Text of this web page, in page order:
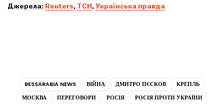
Джерела: Reuters, ТСН, Українська правда
BESSARABIA NEWS ВІЙНА ДМИТРО ПЄСКОВ
КРЕПЛЬ
МОСКВА
ПЕРЕГОВОРИ РОСІЯ
РОСІЯ ПРОТИ УКРАЇНИ